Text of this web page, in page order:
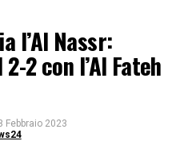
l’Al Nassr:
2 con l’Al Fateh
Febbraio 2023